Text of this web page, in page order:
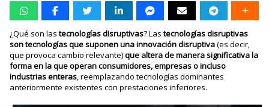
¿Qué son lastecnologías disruptivas? Lastecnologías disruptivas
son tecnologías que suponen una innovación disruptiva(es decir,
que provoca cambio relevante)que altera de manera significativa la
forma en la que operan consumidores, empresas o incluso
industrias enteras, reemplazando tecnologías dominantes
anteriormente existentes con prestaciones inferiores.